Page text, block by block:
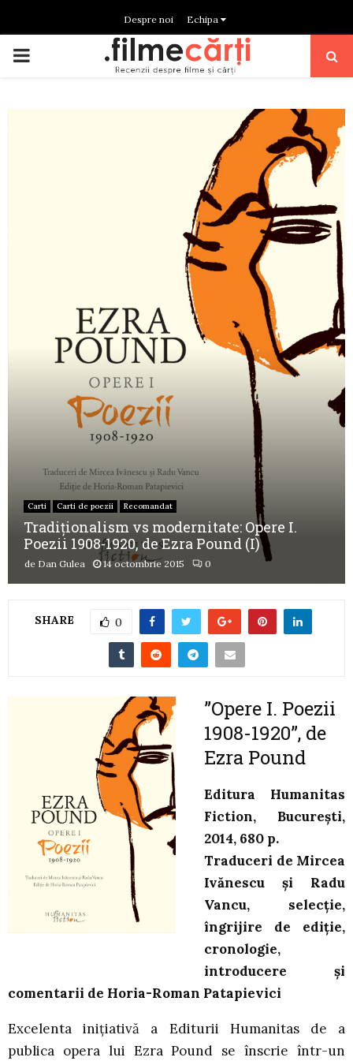
Despre noi Echipa
PRIMARY
Carti Carti de poezii Recomandat
Tradiționalism vs modernitate: Opere I.
Poezii 1908-1920, de Ezra Pound (I)
de Dan Gulea 14 octombrie 2015 0
SHARE 0
”Opere I. Poezii
1908-1920”, de
Ezra Pound
Editura Humanitas
Fiction, București,
2014, 680 p.
Traduceri de Mircea
Ivănescu și Radu
Vancu, selecție,
îngrijire de ediție,
cronologie,
introducere și
comentarii de Horia-Roman Patapievici
Excelenta inițiativă a Editurii Humanitas de a
publica opera lui Ezra Pound se înscrie într-un